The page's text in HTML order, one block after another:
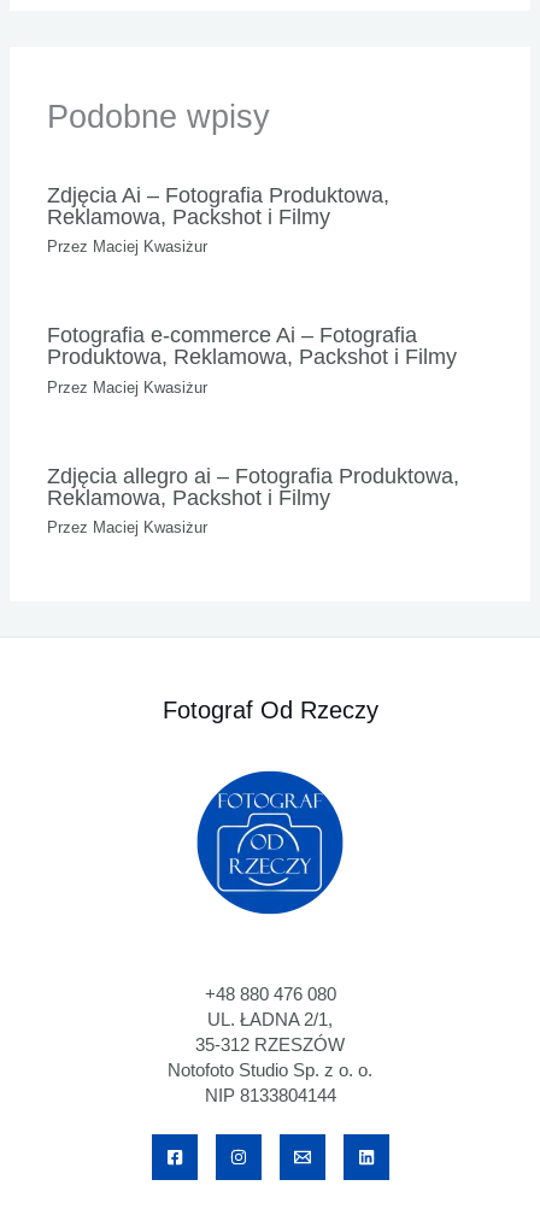
Podobne wpisy
Zdjęcia Ai – Fotografia Produktowa,
Reklamowa, Packshot i Filmy
Przez Maciej Kwasiżur
Fotografia e-commerce Ai – Fotografia
Produktowa, Reklamowa, Packshot i Filmy
Przez Maciej Kwasiżur
Zdjęcia allegro ai – Fotografia Produktowa,
Reklamowa, Packshot i Filmy
Przez Maciej Kwasiżur
Fotograf Od Rzeczy
+48 880 476 080
UL. ŁADNA 2/1,
35-312 RZESZÓW
Notofoto Studio Sp. z o. o.
NIP 8133804144